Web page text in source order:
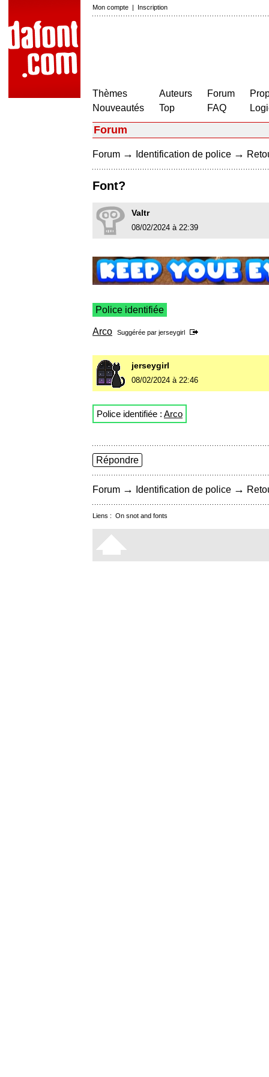
Mon compte | Inscription
Thèmes
Nouveautés
Auteurs
Top
Forum
FAQ
Forum
Forum → Identification de police →
Font?
Valtr
08/02/2024 à 22:39
Police identifiée
Arco Suggérée par jerseygirl
jerseygirl
08/02/2024 à 22:46
Police identifiée : Arco
Répondre
Forum → Identification de police →
Liens : On snot and fonts